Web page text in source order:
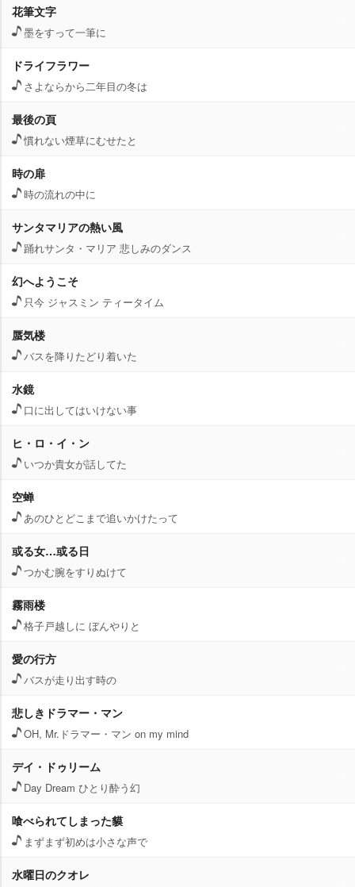
花筆文字
墨をすって一筆に
ドライフラワー
さよならから二年目の冬は
最後の頁
慣れない煙草にむせたと
時の扉
時の流れの中に
サンタマリアの熱い風
踊れサンタ・マリア 悲しみのダンス
幻へようこそ
只今 ジャスミン ティータイム
蜃気楼
バスを降りたどり着いた
水鏡
口に出してはいけない事
ヒ・ロ・イ・ン
いつか貴女が話してた
空蝉
あのひとどこまで追いかけたって
或る女…或る日
つかむ腕をすりぬけて
霧雨楼
格子戸越しに ぼんやりと
愛の行方
バスが走り出す時の
悲しきドラマー・マン
OH, Mr.ドラマー・マン on my mind
デイ・ドゥリーム
Day Dream ひとり酔う幻
喰べられてしまった貘
まずまず初めは小さな声で
水曜日のクオレ